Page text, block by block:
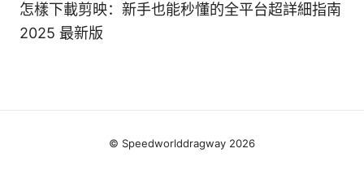
怎樣下載剪映：新手也能秒懂的全平台超詳細指南
2025 最新版
© Speedworlddragway 2026